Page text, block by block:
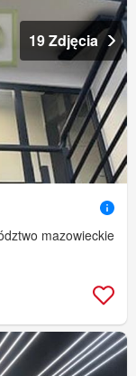
19 Zdjęcia
mazowieckie